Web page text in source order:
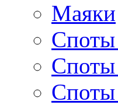
Маяки